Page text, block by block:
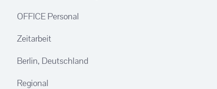
OFFICE Personal
Zeitarbeit
Berlin, Deutschland
Regional